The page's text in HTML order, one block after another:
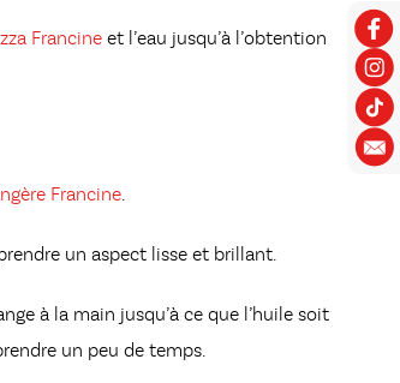
Francine et l’eau jusqu’à l’obtention
Francine.
un aspect lisse et brillant.
à la main jusqu’à ce que l’huile soit
un peu de temps.